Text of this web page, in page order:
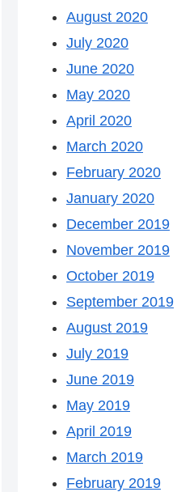
August 2020
July 2020
June 2020
May 2020
April 2020
March 2020
February 2020
January 2020
December 2019
November 2019
October 2019
September 2019
August 2019
July 2019
June 2019
May 2019
April 2019
March 2019
February 2019